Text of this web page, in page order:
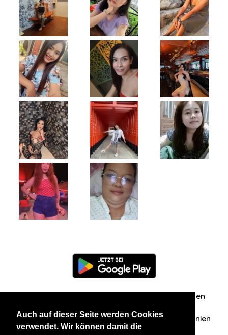
Auch auf dieser Seite werden Cookies
verwendet. Wir können damit die
Zuschriften/Erfahrungen
Datenschutzerklärung AGB Datenschutzrichtlinien